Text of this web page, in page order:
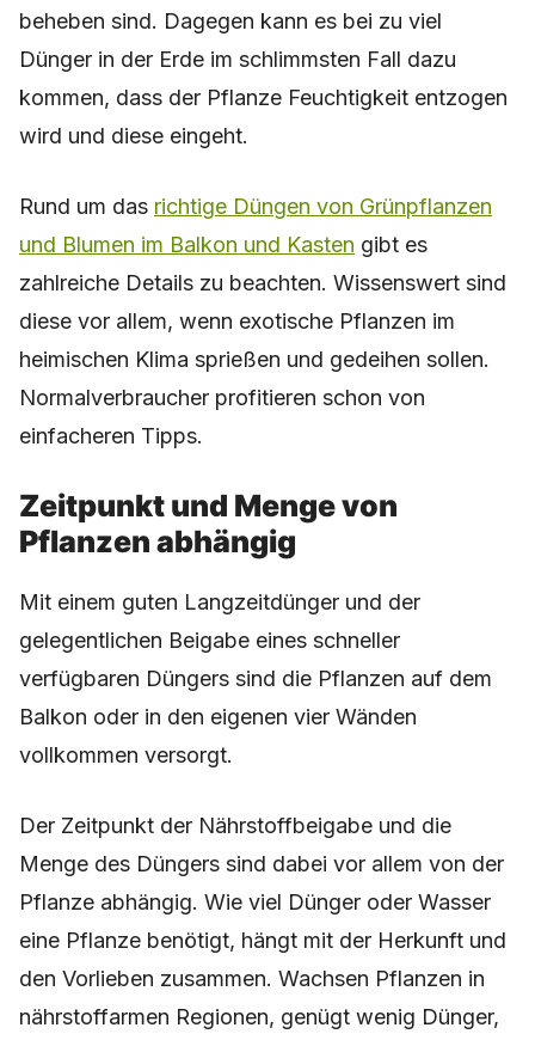
beheben sind. Dagegen kann es bei zu viel
Dünger in der Erde im schlimmsten Fall dazu
kommen, dass der Pflanze Feuchtigkeit entzogen
wird und diese eingeht.
Rund um das richtige Düngen von Grünpflanzen
und Blumen im Balkon und Kasten gibt es
zahlreiche Details zu beachten. Wissenswert sind
diese vor allem, wenn exotische Pflanzen im
heimischen Klima sprießen und gedeihen sollen.
Normalverbraucher profitieren schon von
einfacheren Tipps.
Zeitpunkt und Menge von
Pflanzen abhängig
Mit einem guten Langzeitdünger und der
gelegentlichen Beigabe eines schneller
verfügbaren Düngers sind die Pflanzen auf dem
Balkon oder in den eigenen vier Wänden
vollkommen versorgt.
Der Zeitpunkt der Nährstoffbeigabe und die
Menge des Düngers sind dabei vor allem von der
Pflanze abhängig. Wie viel Dünger oder Wasser
eine Pflanze benötigt, hängt mit der Herkunft und
den Vorlieben zusammen. Wachsen Pflanzen in
nährstoffarmen Regionen, genügt wenig Dünger,